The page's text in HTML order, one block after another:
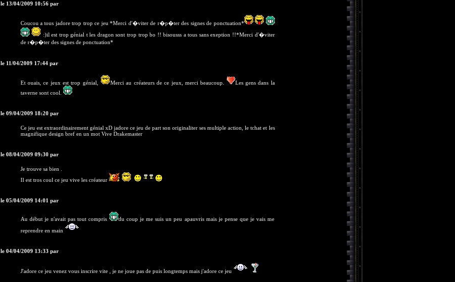
le 13/04/2009 10:56 par
Coucou a tous jadore trop trop ce jeu *Merci d'�viter de r�p�ter des signes de ponctuation*
:)il est trop génial t les dragon sont trop trop bo !! bisousss a tous sans exeption !!*Merci d'�viter
de r�p�ter des signes de ponctuation*
le 11/04/2009 17:44 par
Et ouais, ce jeux est trop génial, Merci au créateurs de ce jeux, merci beaucoup.
Les gens dans la
taverne sont cool.
le 09/04/2009 18:20 par
Ce jeu est extraordinairement génial xD jadore ce jeu de part son originaliter ses multiple action, le tchat et les
magnifique design bref en un mot Vive Drakemaster
le 08/04/2009 09:30 par
Je trouve sa bien .
Il est tros coul ce jeu vive les créateur
le 05/04/2009 14:01 par
Au début je n'avait pas tout compris
du coup je me suis un peu apauvris mais je pense que je vais me
reprendre en main
le 04/04/2009 13:33 par
J'adore ce jeu venez vous inscrire vite , je ne joue pas de puis longtemps mais j'adore ce jeu